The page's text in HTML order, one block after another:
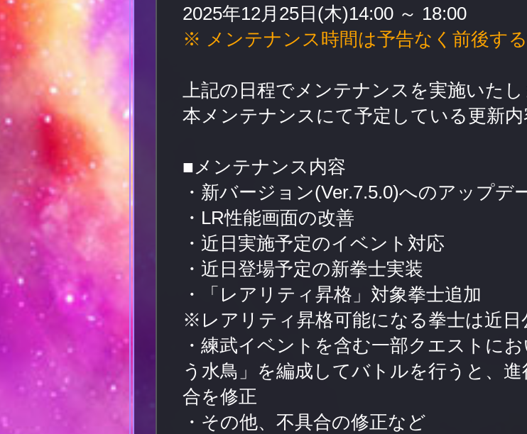
2025年12月25日(木)14:00 ～ 18:00
※ メンテナンス時間は予告なく前後する
上記の日程でメンテナンスを実施いたし
本メンテナンスにて予定している更新内
■メンテナンス内容
・新バージョン(Ver.7.5.0)へのアップデ
・LR性能画面の改善
・近日実施予定のイベント対応
・近日登場予定の新拳士実装
・「レアリティ昇格」対象拳士追加
※レアリティ昇格可能になる拳士は近日
・練武イベントを含む一部クエストに
う水鳥」を編成してバトルを行うと、
合を修正
・その他、不具合の修正など